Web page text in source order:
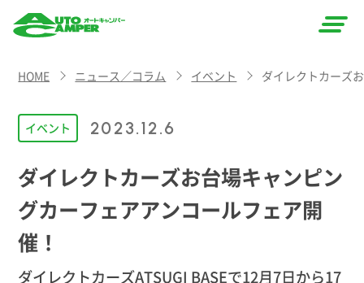
CAMPER
（オート
キャン
パー）
HOME ニュース／コラム イベント ダイレクトカーズ
イベント 2023.12.6
ダイレクトカーズお台場キャンピン
グカーフェアアンコールフェア開
催！
ダイレクトカーズATSUGI BASEで12月7日から17